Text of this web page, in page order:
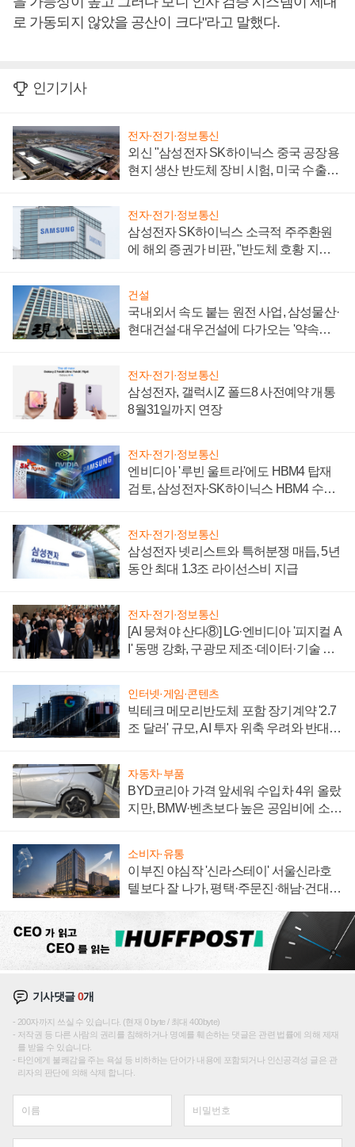
로 가동되지 않았을 공산이 크다"라고 말했다.
인기기사
전자·전기·정보통신
외신 "삼성전자 SK하이닉스 중국 공장용
현지 생산 반도체 장비 시험, 미국 수출통
전자·전기·정보통신
삼성전자 SK하이닉스 소극적 주주환원
에 해외 증권가 비판, "반도체 호황 지속
건설
국내외서 속도 붙는 원전 사업, 삼성물산·
현대건설·대우건설에 다가오는 '약속의
전자·전기·정보통신
삼성전자, 갤럭시Z 폴드8 사전예약 개통
8월31일까지 연장
전자·전기·정보통신
엔비디아 '루빈 울트라'에도 HBM4 탑재
검토, 삼성전자·SK하이닉스 HBM4 수율
전자·전기·정보통신
삼성전자 넷리스트와 특허분쟁 매듭, 5년
동안 최대 1.3조 라이선스비 지급
전자·전기·정보통신
[AI 뭉쳐야 산다⑧] LG·엔비디아 '피지컬 A
I' 동맹 강화, 구광모 제조·데이터·기술 결
인터넷·게임·콘텐츠
빅테크 메모리반도체 포함 장기계약 '2.7
조 달러' 규모, AI 투자 위축 우려와 반대
자동차·부품
BYD코리아 가격 앞세워 수입차 4위 올랐
지만, BMW·벤츠보다 높은 공임비에 소비
소비자·유통
이부진 야심작 '신라스테이' 서울신라호
텔보다 잘 나가, 평택·주문진·해남·건대로
기사댓글0개
200자까지 쓰실 수 있습니다. (현재 0 byte / 최대 400byte)
저작권 등 다른 사람의 권리를 침해하거나 명예를 훼손하는 댓글은 관련 법률에 의해 제재
를 받을 수 있습니다.
타인에게 불쾌감을 주는 욕설 등 비하하는 단어가 내용에 포함되거나 인신공격성 글은 관
리자의 판단에 의해 삭제 합니다.